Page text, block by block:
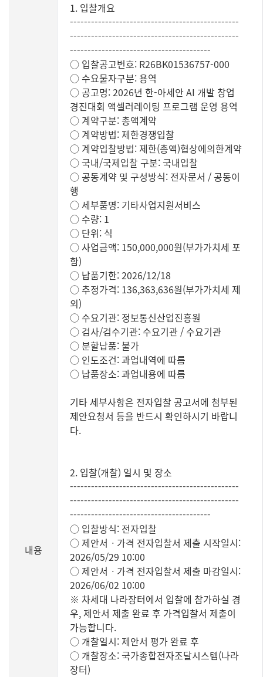
내용
1. 입찰개요
------------------------------------------------
------------------------------------------------
----------------------------------------
○ 입찰공고번호: R26BK01536757-000
○ 수요물자구분: 용역
○ 공고명: 2026년 한-아세안 AI 개발 창업
경진대회 액셀러레이팅 프로그램 운영 용역
○ 계약구분: 총액계약
○ 계약방법: 제한경쟁입찰
○ 계약입찰방법: 제한(총액)협상에의한계약
○ 국내/국제입찰 구분: 국내입찰
○ 공동계약 및 구성방식: 전자문서 / 공동이
행
○ 세부품명: 기타사업지원서비스
○ 수량: 1
○ 단위: 식
○ 사업금액: 150,000,000원(부가가치세 포
함)
○ 납품기한: 2026/12/18
○ 추정가격: 136,363,636원(부가가치세 제
외)
○ 수요기관: 정보통신산업진흥원
○ 검사/검수기관: 수요기관 / 수요기관
○ 분할납품: 불가
○ 인도조건: 과업내역에 따름
○ 납품장소: 과업내용에 따름
기타 세부사항은 전자입찰 공고서에 첨부된
제안요청서 등을 반드시 확인하시기 바랍니
다.
2. 입찰(개찰) 일시 및 장소
------------------------------------------------
------------------------------------------------
----------------------------------------
○ 입찰방식: 전자입찰
○ 제안서ㆍ가격 전자입찰서 제출 시작일시:
2026/05/29 10:00
○ 제안서ㆍ가격 전자입찰서 제출 마감일시:
2026/06/02 10:00
※ 차세대 나라장터에서 입찰에 참가하실 경
우, 제안서 제출 완료 후 가격입찰서 제출이
가능합니다.
○ 개찰일시: 제안서 평가 완료 후
○ 개찰장소: 국가종합전자조달시스템(나라
장터)